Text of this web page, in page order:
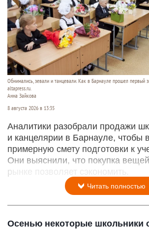
Обнимались, зевали и танцевали. Как в Барнауле прошел первый
altapress.ru.
Анна Зайкова
8 августа 2026 в 13:35
Аналитики разобрали продажи
и канцелярии в Барнауле, чтобы
примерную смету подготовки к
Они выяснили, что покупка
рынке позволяет сэкономить.
Читать полностью
Осенью некоторые школьники